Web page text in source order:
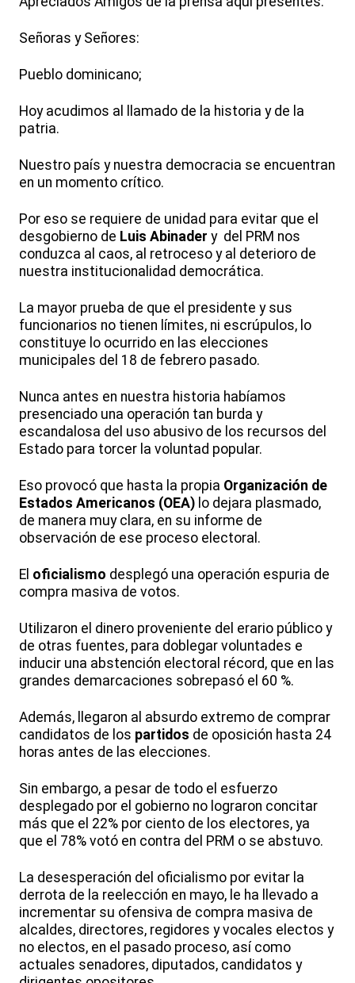
Señoras y Señores:
Pueblo dominicano;
Hoy acudimos al llamado de la historia y de la
patria.
Nuestro país y nuestra democracia se encuentran
en un momento crítico.
Por eso se requiere de unidad para evitar que el
desgobierno de Luis Abinader y del PRM nos
conduzca al caos, al retroceso y al deterioro de
nuestra institucionalidad democrática.
La mayor prueba de que el presidente y sus
funcionarios no tienen límites, ni escrúpulos, lo
constituye lo ocurrido en las elecciones
municipales del 18 de febrero pasado.
Nunca antes en nuestra historia habíamos
presenciado una operación tan burda y
escandalosa del uso abusivo de los recursos del
Estado para torcer la voluntad popular.
Eso provocó que hasta la propia Organización de
Estados Americanos (OEA) lo dejara plasmado,
de manera muy clara, en su informe de
observación de ese proceso electoral.
El oficialismo desplegó una operación espuria de
compra masiva de votos.
Utilizaron el dinero proveniente del erario público y
de otras fuentes, para doblegar voluntades e
inducir una abstención electoral récord, que en las
grandes demarcaciones sobrepasó el 60 %.
Además, llegaron al absurdo extremo de comprar
candidatos de los partidos de oposición hasta 24
horas antes de las elecciones.
Sin embargo, a pesar de todo el esfuerzo
desplegado por el gobierno no lograron concitar
más que el 22% por ciento de los electores, ya
que el 78% votó en contra del PRM o se abstuvo.
La desesperación del oficialismo por evitar la
derrota de la reelección en mayo, le ha llevado a
incrementar su ofensiva de compra masiva de
alcaldes, directores, regidores y vocales electos y
no electos, en el pasado proceso, así como
actuales senadores, diputados, candidatos y